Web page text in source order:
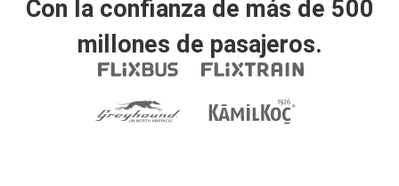
Con la confianza de más de 500
millones de pasajeros.